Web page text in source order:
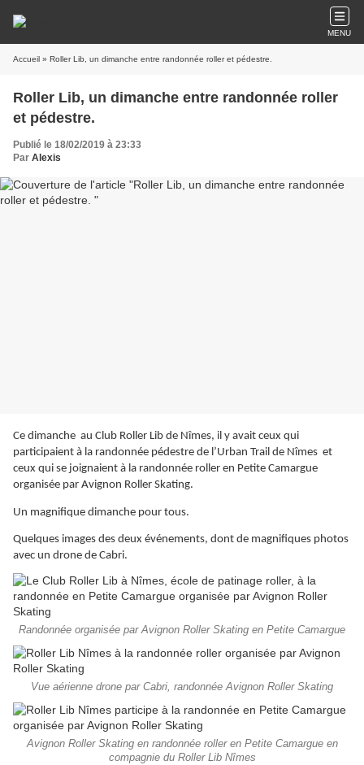
MENU
Accueil » Roller Lib, un dimanche entre randonnée roller et pédestre.
Roller Lib, un dimanche entre randonnée roller
et pédestre.
Publié le 18/02/2019 à 23:33
Par Alexis
Ce dimanche au Club Roller Lib de Nîmes, il y avait ceux qui
participaient à la randonnée pédestre de l’Urban Trail de Nîmes et
ceux qui se joignaient à la randonnée roller en Petite Camargue
organisée par Avignon Roller Skating.
Un magnifique dimanche pour tous.
Quelques images des deux événements, dont de magnifiques photos
avec un drone de Cabri.
Randonnée organisée par Avignon Roller Skating en Petite Camargue
Vue aérienne drone par Cabri, randonnée Avignon Roller Skating
Avignon Roller Skating en randonnée roller en Petite Camargue en
compagnie du Roller Lib Nîmes